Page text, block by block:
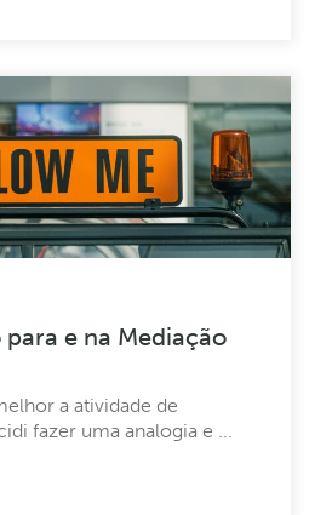
e na Mediação
a atividade de
fazer uma analogia e ...